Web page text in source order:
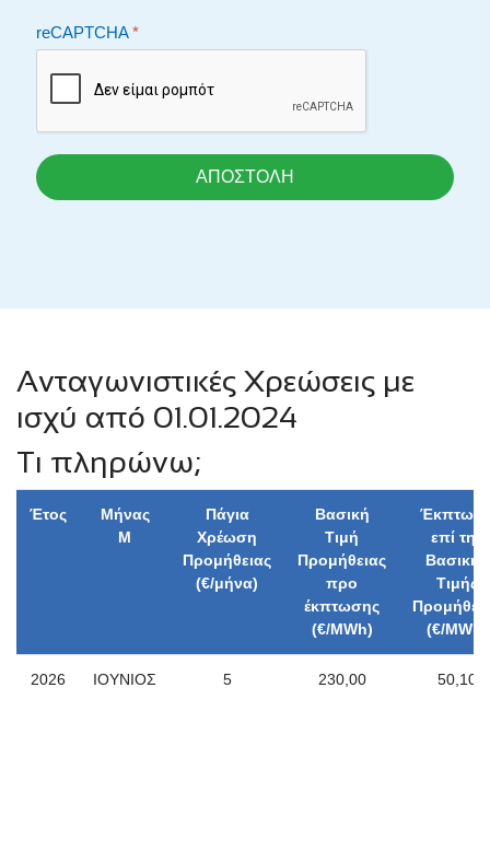
reCAPTCHA*
ΑΠΟΣΤΟΛΗ
Ανταγωνιστικές Χρεώσεις με
ισχύ από 01.01.2024
Τι πληρώνω;
Έτος
Μήνας
Μ
Πάγια
Χρέωση
Προμήθειας
(€/μήνα)
Βασική
Τιμή
Προμήθειας
προ
έκπτωσης
(€/MWh)
επί της
Βασικής
Τιμής
(€/MWh)
2026 ΙΟΥΝΙΟΣ 5 230,00 50,10